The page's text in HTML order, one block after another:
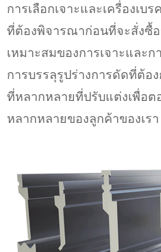
การเลือกเจาะและเครื่องเ
ที่ต้องพิจารณาก่อนที่จะสั่งซื้
เหมาะสมของการเจาะและก
การบรรลุรูปร่างการดัดที่ต้อง
ที่หลากหลายที่ปรับแต่งเพื่อ
หลากหลายของลูกค้าของเรา